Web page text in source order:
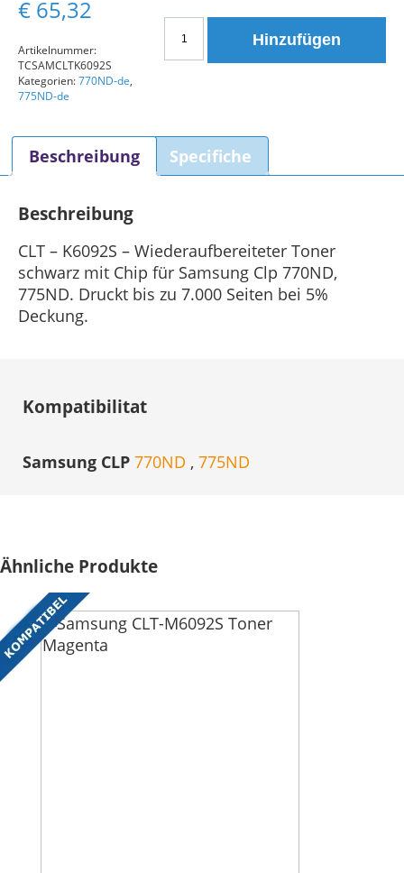
€ 65,32
CLT-
K6092S
Menge
Hinzufügen
Artikelnummer:
TCSAMCLTK6092S
Kategorien:770ND-de,
775ND-de
Beschreibung Specifiche
Beschreibung
CLT – K6092S – Wiederaufbereiteter Toner
schwarz mit Chip für Samsung Clp 770ND,
775ND. Druckt bis zu 7.000 Seiten bei 5%
Deckung.
Kompatibilitat
Samsung CLP 770ND , 775ND
Ähnliche Produkte